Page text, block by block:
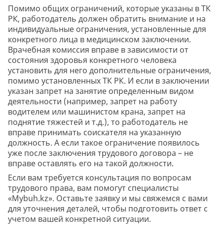
Помимо общих ограничений, которые указаны в ТК
РК, работодатель должен обратить внимание и на
индивидуальные ограничения, установленные для
конкретного лица в медицинском заключении.
Врачебная комиссия вправе в зависимости от
состояния здоровья конкретного человека
установить для него дополнительные ограничения,
помимо установленных ТК РК. И если в заключении
указан запрет на занятие определенным видом
деятельности (например, запрет на работу
водителем или машинистом крана, запрет на
поднятие тяжестей и т.д.), то работодатель не
вправе принимать соискателя на указанную
должность. А если такое ограничение появилось
уже после заключения трудового договора – не
вправе оставлять его на такой должности.
Если вам требуется консультация по вопросам
трудового права, вам помогут специалисты
«Mybuh.kz». Оставьте заявку и мы свяжемся с вами
для уточнения деталей, чтобы подготовить ответ с
учетом вашей конкретной ситуации.